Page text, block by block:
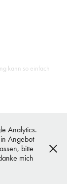
kann so einfach
Analytics.
Angebot
bitte
mich